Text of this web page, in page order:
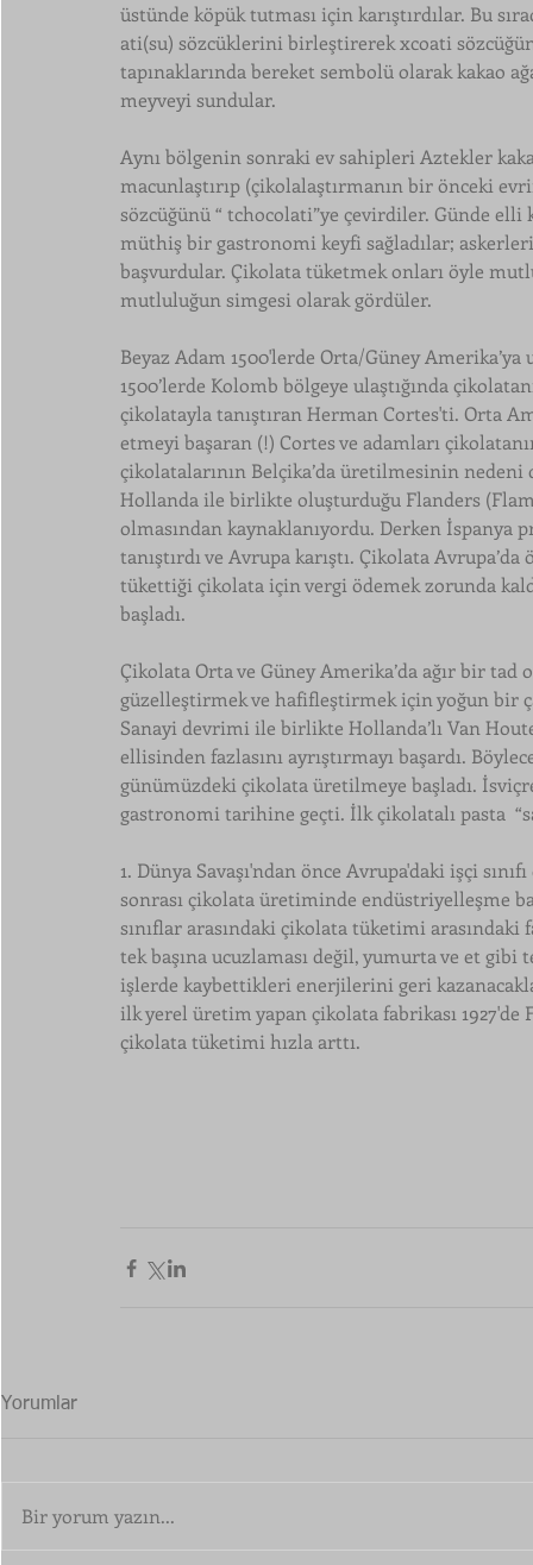
üstünde köpük tutması için karıştırdılar. Bu
ati(su) sözcüklerini birleştirerek xcoati
tapınaklarında bereket sembolü olarak kakao
meyveyi sundular.
Aynı bölgenin sonraki ev sahipleri Aztekler
macunlaştırıp (çikolalaştırmanın bir önceki
sözcüğünü “ tchocolati”ye çevirdiler. Günde
müthiş bir gastronomi keyfi sağladılar;
başvurdular. Çikolata tüketmek onları öyle
mutluluğun simgesi olarak gördüler.
Beyaz Adam 1500'lerde Orta/Güney
1500’lerde Kolomb bölgeye ulaştığında
çikolatayla tanıştıran Herman Cortes'ti. Orta
etmeyi başaran (!) Cortes ve adamları
çikolatalarının Belçika’da üretilmesinin nedeni
Hollanda ile birlikte oluşturduğu Flanders
olmasından kaynaklanıyordu. Derken İspanya
tanıştırdı ve Avrupa karıştı. Çikolata
tükettiği çikolata için vergi ödemek zorunda
başladı.
Çikolata Orta ve Güney Amerika’da ağır bir
güzelleştirmek ve hafifleştirmek için yoğun bir
Sanayi devrimi ile birlikte Hollanda’lı Van
ellisinden fazlasını ayrıştırmayı başardı.
günümüzdeki çikolata üretilmeye başladı.
gastronomi tarihine geçti. İlk çikolatalı pasta
1. Dünya Savaşı'ndan önce Avrupa'daki işçi
sonrası çikolata üretiminde endüstriyelleşme
sınıflar arasındaki çikolata tüketimi
tek başına ucuzlaması değil, yumurta ve et gibi
işlerde kaybettikleri enerjilerini geri
ilk yerel üretim yapan çikolata fabrikası
çikolata tüketimi hızla arttı.
Yorumlar
Bir yorum yazın...